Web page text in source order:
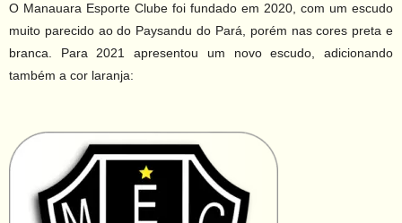
O Manauara Esporte Clube foi fundado em 2020, com um escudo
muito parecido ao do Paysandu do Pará, porém nas cores preta e
branca. Para 2021 apresentou um novo escudo, adicionando
também a cor laranja: